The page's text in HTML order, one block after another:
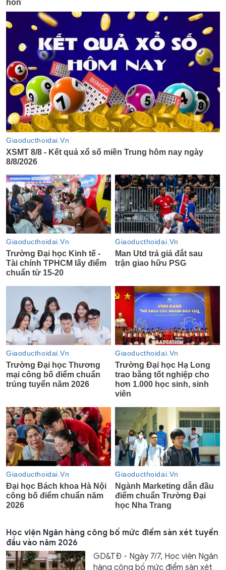
Học viện Ngân hàng công bố mức điểm sàn xét tuyển
đầu vào năm 2026
GD&TĐ - Ngày 7/7, Học viện Ngân
hàng công bố mức điểm sàn xét